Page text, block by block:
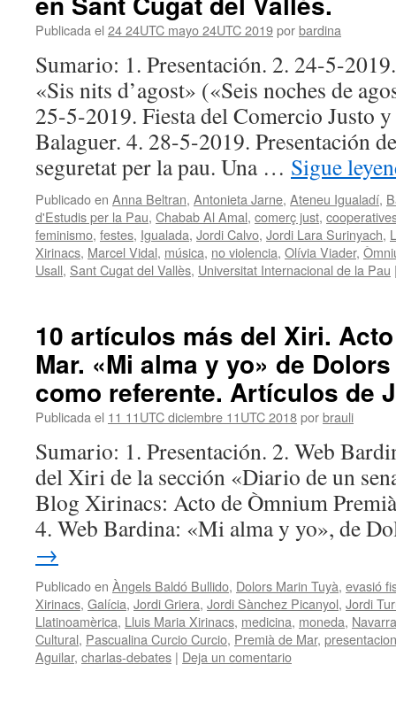
Publicada el 24 24UTC mayo 24UTC 2019porbardina
Sumario: 1. Presentación. 2. 24-5-
«Sis nits d’agost» («Seis noches de
25-5-2019. Fiesta del Comercio Justo
Balaguer. 4. 28-5-2019. Presentación
seguretat per la pau. Una … Sigue
Publicado en Anna Beltran, Antonieta Jarne, Ateneu Igualadí,
d'Estudis per la Pau, Chabab Al Amal, comerç just,
feminismo, festes, Igualada, Jordi Calvo, Jordi Lara Surinyach,
Xirinacs, Marcel Vidal, música, no violencia, Olívia Viader,
Usall, Sant Cugat del Vallès, Universitat Internacional de la Pau
10 artículos más del Xiri.
Mar. «Mi alma y yo» de
como referente. Artículos de
Publicada el 11 11UTC diciembre 11UTC 2018porbrauli
Sumario: 1. Presentación. 2. Web
del Xiri de la sección «Diario de un
Blog Xirinacs: Acto de Òmnium
4. Web Bardina: «Mi alma y yo», de
→
Publicado en Àngels Baldó Bullido, Dolors Marin Tuyà, evasió
Xirinacs, Galícia, Jordi Griera, Jordi Sànchez Picanyol, Jordi
Llatinoamèrica, Lluis Maria Xirinacs, medicina, moneda, Navarra
Cultural, Pascualina Curcio Curcio, Premià de Mar,
Aguilar, charlas-debates | Deja un comentario